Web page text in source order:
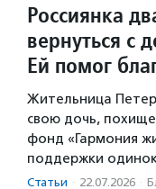
Россиянка
вернуться с
Ей помог
Жительница
свою дочь,
фонд «Гармония
поддержки
Статьи · 22.07.2026 ·